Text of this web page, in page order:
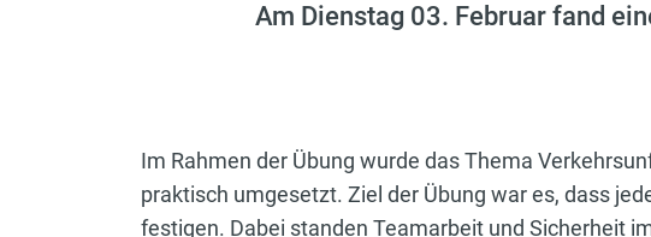
Am Dienstag 03. Februar fand
Im Rahmen der Übung wurde das Thema
praktisch umgesetzt. Ziel der Übung war es, dass
festigen. Dabei standen Teamarbeit und Sicherheit